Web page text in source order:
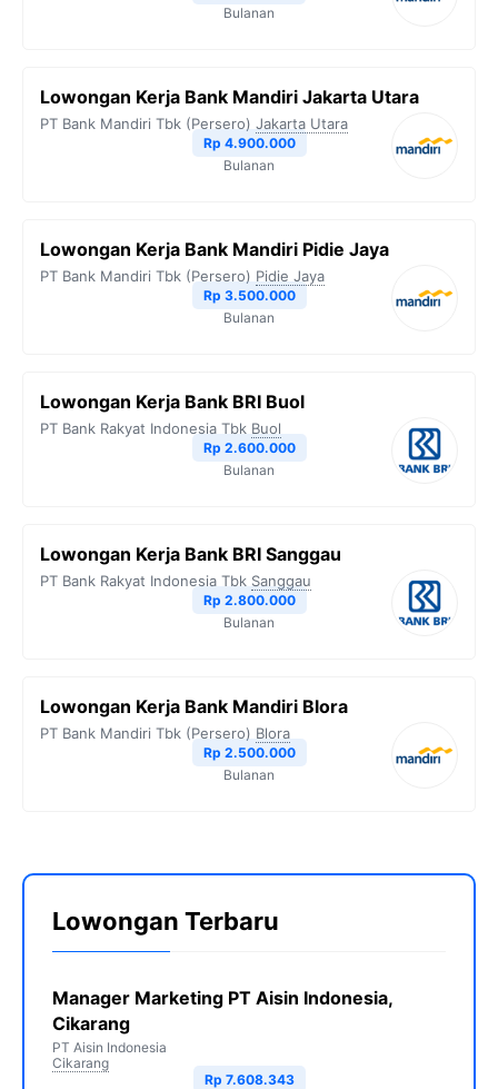
Bulanan
Lowongan Kerja Bank Mandiri Jakarta Utara
PT Bank Mandiri Tbk (Persero) Jakarta Utara
Rp 4.900.000
Bulanan
Lowongan Kerja Bank Mandiri Pidie Jaya
PT Bank Mandiri Tbk (Persero) Pidie Jaya
Rp 3.500.000
Bulanan
Lowongan Kerja Bank BRI Buol
PT Bank Rakyat Indonesia Tbk Buol
Rp 2.600.000
Bulanan
Lowongan Kerja Bank BRI Sanggau
PT Bank Rakyat Indonesia Tbk Sanggau
Rp 2.800.000
Bulanan
Lowongan Kerja Bank Mandiri Blora
PT Bank Mandiri Tbk (Persero) Blora
Rp 2.500.000
Bulanan
Lowongan Terbaru
Manager Marketing PT Aisin Indonesia,
Cikarang
PT Aisin Indonesia
Cikarang
Rp 7.608.343